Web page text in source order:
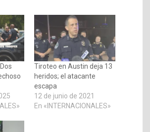
Tiroteo en Austin deja 13
heridos; el atacante
escapa
12 de junio de 2021
En «INTERNACIONALES»